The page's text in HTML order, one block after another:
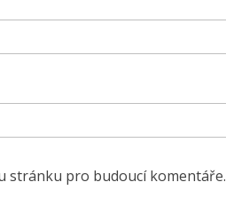
stránku pro budoucí komentáře.